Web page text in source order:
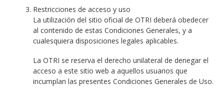
Restricciones de acceso y uso
La utilización del sitio oficial de OTRI deberá obedecer
al contenido de estas Condiciones Generales, y a
cualesquiera disposiciones legales aplicables.
La OTRI se reserva el derecho unilateral de denegar el
acceso a este sitio web a aquellos usuarios que
incumplan las presentes Condiciones Generales de Uso.